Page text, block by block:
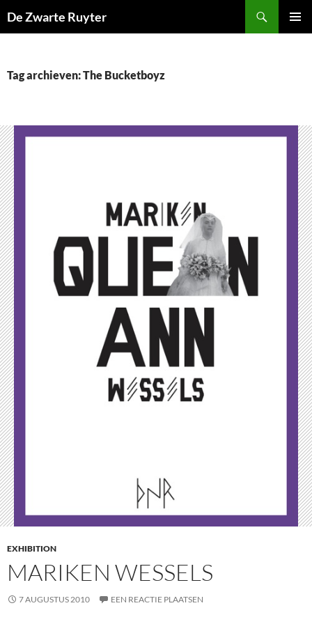
naar
De Zwarte Ruyter
Tag archieven: The Bucketboyz
EXHIBITION
MARIKEN WESSELS
7 AUGUSTUS 2010 EEN REACTIE PLAATSEN